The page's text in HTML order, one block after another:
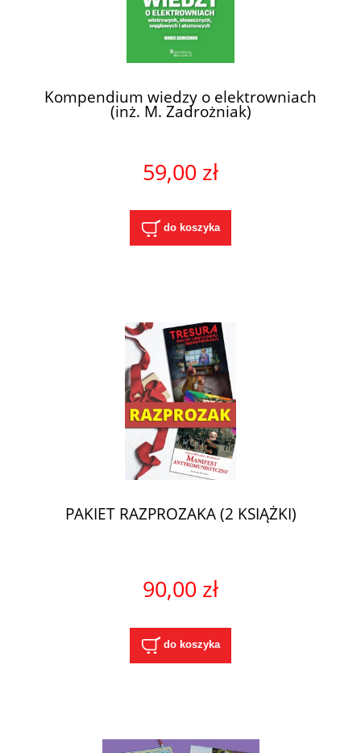
Kompendium wiedzy o elektrowniach
(inż. M. Zadrożniak)
59,00 zł
do koszyka
PAKIET RAZPROZAKA (2 KSIĄŻKI)
90,00 zł
do koszyka